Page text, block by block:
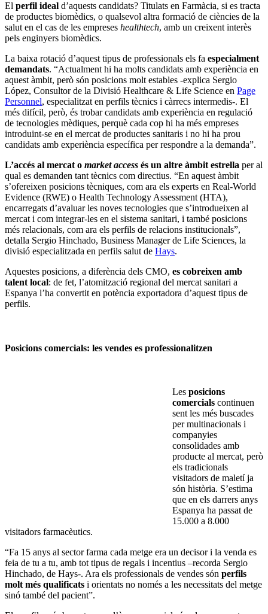
El perfil ideal d’aquests candidats? Titulats en Farmàcia, si es tracta
de productes biomèdics, o qualsevol altra formació de ciències de la
salut en el cas de les empreses healthtech, amb un creixent interès
pels enginyers biomèdics.
La baixa rotació d’aquest tipus de professionals els fa especialment
demandats. “Actualment hi ha molts candidats amb experiència en
aquest àmbit, però són posicions molt estables -explica Sergio
López, Consultor de la Divisió Healthcare & Life Science en Page
Personnel, especialitzat en perfils tècnics i càrrecs intermedis-. El
més difícil, però, és trobar candidats amb experiència en regulació
de tecnologies mèdiques, perquè cada cop hi ha més empreses
introduint-se en el mercat de productes sanitaris i no hi ha prou
candidats amb experiència específica per respondre a la demanda”.
L’accés al mercat o market access és un altre àmbit estrella per al
qual es demanden tant tècnics com directius. “En aquest àmbit
s’ofereixen posicions tècniques, com ara els experts en Real-World
Evidence (RWE) o Health Technology Assessment (HTA),
encarregats d’avaluar les noves tecnologies que s’introdueixen al
mercat i com integrar-les en el sistema sanitari, i també posicions
més relacionals, com ara els perfils de relacions institucionals”,
detalla Sergio Hinchado, Business Manager de Life Sciences, la
divisió especialitzada en perfils salut de Hays.
Aquestes posicions, a diferència dels CMO, es cobreixen amb
talent local: de fet, l’atomització regional del mercat sanitari a
Espanya l’ha convertit en potència exportadora d’aquest tipus de
perfils.
Posicions comercials: les vendes es professionalitzen
Les posicions
comercials continuen
sent les més buscades
per multinacionals i
companyies
consolidades amb
producte al mercat, però
els tradicionals
visitadors de maletí ja
són història. S’estima
que en els darrers anys
Espanya ha passat de
15.000 a 8.000
visitadors farmacèutics.
“Fa 15 anys al sector farma cada metge era un decisor i la venda es
feia de tu a tu, amb tot tipus de regals i incentius –recorda Sergio
Hinchado, de Hays-. Ara els professionals de vendes són perfils
molt més qualificats i orientats no només a les necessitats del metge
sinó també del pacient”.